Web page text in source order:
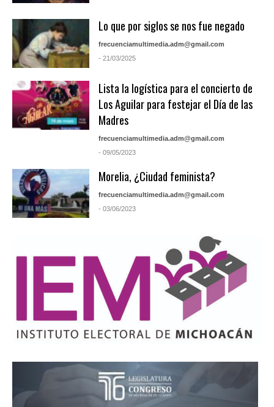
Lo que por siglos se nos fue negado
frecuenciamultimedia.adm@gmail.com
- 21/03/2025
Lista la logística para el concierto de
Los Aguilar para festejar el Día de las
Madres
frecuenciamultimedia.adm@gmail.com
- 09/05/2023
Morelia, ¿Ciudad feminista?
frecuenciamultimedia.adm@gmail.com
- 03/06/2023